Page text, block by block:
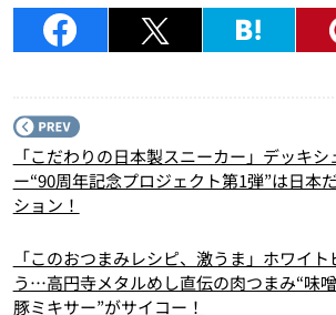
「こだわりの日本製スニーカー」デッキシ
ー“90周年記念プロジェクト第1弾”は日本
ション！
「このおつまみレシピ、激うま」ホワイ
う…高円寺メタルめし直伝の肉つまみ“味
豚ミキサー”がサイコー！